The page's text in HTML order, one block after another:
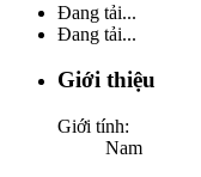
Đang tải...
Đang tải...
Giới thiệu
Giới tính:
Nam